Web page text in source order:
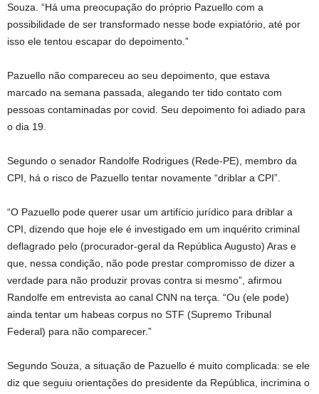
Souza. “Há uma preocupação do próprio Pazuello com a
possibilidade de ser transformado nesse bode expiatório, até por
isso ele tentou escapar do depoimento.”
Pazuello não compareceu ao seu depoimento, que estava
marcado na semana passada, alegando ter tido contato com
pessoas contaminadas por covid. Seu depoimento foi adiado para
o dia 19.
Segundo o senador Randolfe Rodrigues (Rede-PE), membro da
CPI, há o risco de Pazuello tentar novamente “driblar a CPI”.
“O Pazuello pode querer usar um artifício jurídico para driblar a
CPI, dizendo que hoje ele é investigado em um inquérito criminal
deflagrado pelo (procurador-geral da República Augusto) Aras e
que, nessa condição, não pode prestar compromisso de dizer a
verdade para não produzir provas contra si mesmo”, afirmou
Randolfe em entrevista ao canal CNN na terça. “Ou (ele pode)
ainda tentar um habeas corpus no STF (Supremo Tribunal
Federal) para não comparecer.”
Segundo Souza, a situação de Pazuello é muito complicada: se ele
diz que seguiu orientações do presidente da República, incrimina o